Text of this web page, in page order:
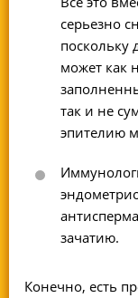
серьезно
поскольку
может как
так и не
эпителию
зачатию.
Конечно, есть